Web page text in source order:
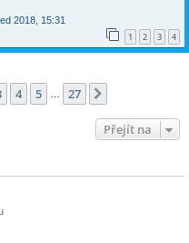
2018, 15:31
1 2 3 4
274 5 27
Přejít na